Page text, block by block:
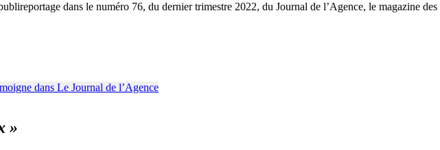
dans le numéro 76, du dernier trimestre 2022, du Journal de l’Agence, le magazine
»